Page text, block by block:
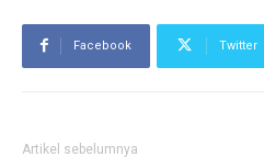
Facebook Twitter
Artikel sebelumnya